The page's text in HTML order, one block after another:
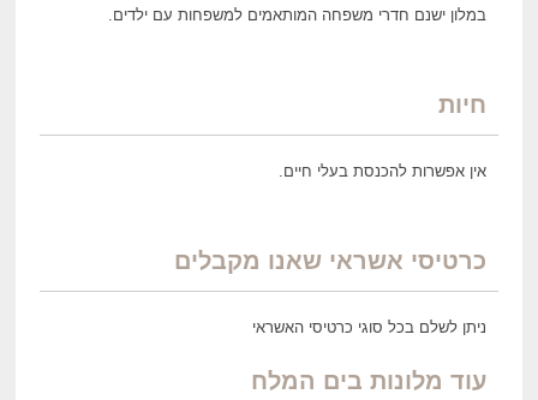
במלון ישנם חדרי משפחה המותאמים למשפחות עם ילדים.
חיות
אין אפשרות להכנסת בעלי חיים.
כרטיסי אשראי שאנו מקבלים
ניתן לשלם בכל סוגי כרטיסי האשראי
עוד מלונות בים המלח